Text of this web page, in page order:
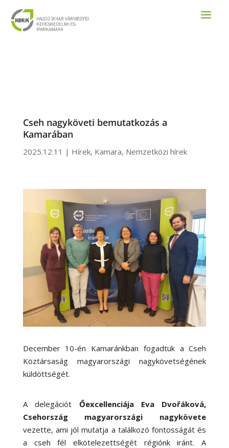
Cseh nagyköveti bemutatkozás a
Kamarában
2025.12.11 | Hírek, Kamara, Nemzetközi hírek
December 10-én Kamaránkban fogadtuk a Cseh
Köztársaság magyarországi nagykövetségének
küldöttségét.
A delegációt Őexcellenciája Eva Dvořáková,
Csehország magyarországi nagykövete
vezette, ami jól mutatja a találkozó fontosságát és
a cseh fél elkötelezettségét régiónk iránt. A